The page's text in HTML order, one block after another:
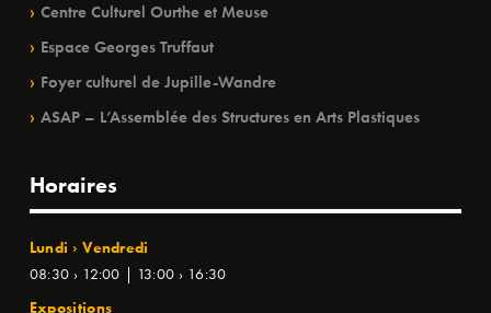
Centre Culturel Ourthe et Meuse
Espace Georges Truffaut
Foyer culturel de Jupille-Wandre
ASAP – L’Assemblée des Structures en Arts Plastiques
Horaires
Lundi › Vendredi
08:30 › 12:00 | 13:00 › 16:30
Expositions